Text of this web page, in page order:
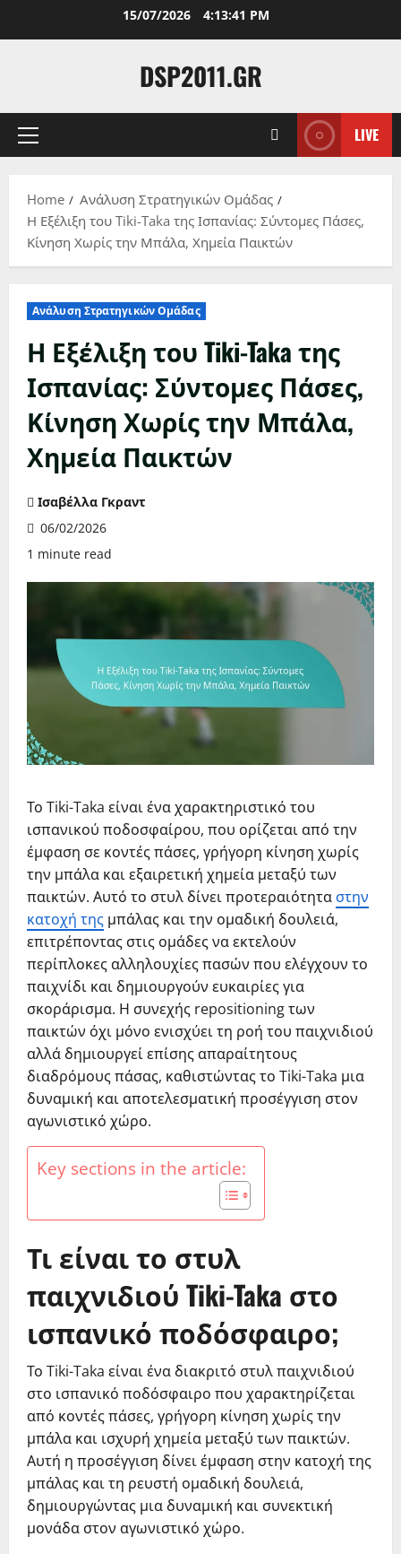
15/07/2026 4:13:43 PM
DSP2011.GR
Primary
LIVE
Home
Ανάλυση Στρατηγικών Ομάδας
Η Εξέλιξη του Tiki-Taka της Ισπανίας: Σύντομες Πάσες,
Κίνηση Χωρίς την Μπάλα, Χημεία Παικτών
Ανάλυση Στρατηγικών Ομάδας
Η Εξέλιξη του Tiki-Taka της
Ισπανίας: Σύντομες Πάσες,
Κίνηση Χωρίς την Μπάλα,
Χημεία Παικτών
Ισαβέλλα Γκραντ
06/02/2026
1 minute read
Το Tiki-Taka είναι ένα χαρακτηριστικό του
ισπανικού ποδοσφαίρου, που ορίζεται από την
έμφαση σε κοντές πάσες, γρήγορη κίνηση χωρίς
την μπάλα και εξαιρετική χημεία μεταξύ των
παικτών. Αυτό το στυλ δίνει προτεραιότηταστην
κατοχή της μπάλας και την ομαδική δουλειά,
επιτρέποντας στις ομάδες να εκτελούν
περίπλοκες αλληλουχίες πασών που ελέγχουν το
παιχνίδι και δημιουργούν ευκαιρίες για
σκοράρισμα. Η συνεχής repositioning των
παικτών όχι μόνο ενισχύει τη ροή του παιχνιδιού
αλλά δημιουργεί επίσης απαραίτητους
διαδρόμους πάσας, καθιστώντας το Tiki-Taka μια
δυναμική και αποτελεσματική προσέγγιση στον
αγωνιστικό χώρο.
Key sections in the article:
Τι είναι το στυλ
παιχνιδιού Tiki-Taka στο
ισπανικό ποδόσφαιρο;
Το Tiki-Taka είναι ένα διακριτό στυλ παιχνιδιού
στο ισπανικό ποδόσφαιρο που χαρακτηρίζεται
από κοντές πάσες, γρήγορη κίνηση χωρίς την
μπάλα και ισχυρή χημεία μεταξύ των παικτών.
Αυτή η προσέγγιση δίνει έμφαση στην κατοχή της
μπάλας και τη ρευστή ομαδική δουλειά,
δημιουργώντας μια δυναμική και συνεκτική
μονάδα στον αγωνιστικό χώρο.